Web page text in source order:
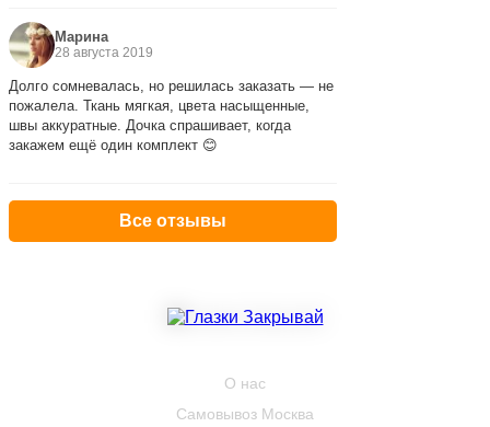
Марина
28 августа 2019
Долго сомневалась, но решилась заказать — не
пожалела. Ткань мягкая, цвета насыщенные,
швы аккуратные. Дочка спрашивает, когда
закажем ещё один комплект 😊
Все отзывы
О нас
Самовывоз Москва